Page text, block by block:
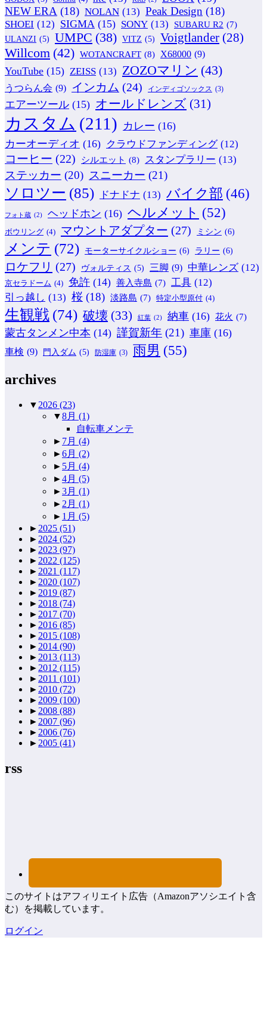
NEW ERA (18) NOLAN (13) Peak Design (18)
SHOEI (12) SIGMA (15) SONY (13) SUBARU R2 (7)
ULANZI (5) UMPC (38) VITZ (5) Voigtlander (28)
Willcom (42) WOTANCRAFT (8) X68000 (9)
YouTube (15) ZEISS (13) ZOZOマリン (43)
うつらん会 (9) インカム (24) インディゴソックス (3)
エアーツール (15) オールドレンズ (31)
カスタム (211) カレー (16)
カーオーディオ (16) クラウドファンディング (12)
コーヒー (22) シルエット (8) スタンプラリー (13)
ステッカー (20) スニーカー (21)
ソロツー (85) ドナドナ (13) バイク部 (46)
フォト蔵 (2) ヘッドホン (16) ヘルメット (52)
ボウリング (4) マウントアダプター (27) ミシン (6)
メンテ (72) モーターサイクルショー (6) ラリー (6)
ロケフリ (27) ヴォルティス (5) 三脚 (9) 中華レンズ (12)
京セラドーム (4) 免許 (14) 善入寺島 (7) 工具 (12)
引っ越し (13) 桜 (18) 淡路島 (7) 特定小型原付 (4)
生観戦 (74) 破壊 (33) 紅葉 (2) 納車 (16) 花火 (7)
蒙古タンメン中本 (14) 謹賀新年 (21) 車庫 (16)
車検 (9) 門入ダム (5) 防湿庫 (3) 雨男 (55)
archives
▼ 2026 (23)
▼8月 (1)
自転車メンテ
► 7月 (4)
►6月 (2)
► 5月 (4)
►4月 (5)
►3月 (1)
► 2月 (1)
► 1月 (5)
► 2025 (51)
► 2024 (52)
► 2023 (97)
► 2022 (125)
► 2021 (117)
► 2020 (107)
► 2019 (87)
► 2018 (74)
► 2017 (70)
► 2016 (85)
► 2015 (108)
► 2014 (90)
► 2013 (113)
► 2012 (115)
► 2011 (101)
► 2010 (72)
► 2009 (100)
► 2008 (88)
► 2007 (96)
► 2006 (76)
► 2005 (41)
rss
このサイトはアフィリエイト広告（Amazonアソシエイト含
む）を掲載しています。
ログイン